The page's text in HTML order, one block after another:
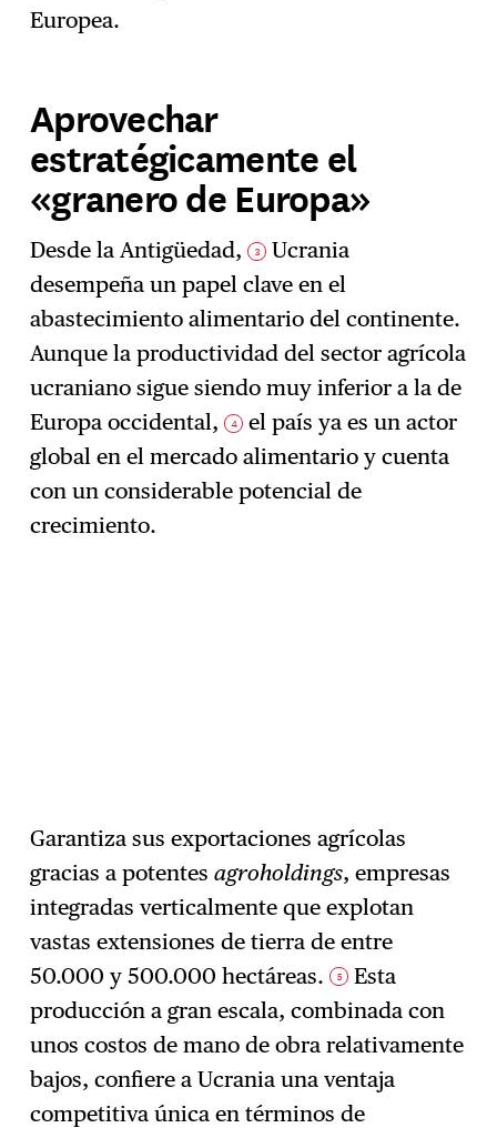
Europea.
Aprovechar
estratégicamente el
«granero de Europa»
Desde la Antigüedad, 3
Ucrania
desempeña un papel clave en el
abastecimiento alimentario del continente.
Aunque la productividad del sector agrícola
ucraniano sigue siendo muy inferior a la de
Europa occidental, 4
el país ya es un actor
global en el mercado alimentario y cuenta
con un considerable potencial de
crecimiento.
Garantiza sus exportaciones agrícolas
gracias a potentesagroholdings, empresas
integradas verticalmente que explotan
vastas extensiones de tierra de entre
50.000 y 500.000 hectáreas. 5
Esta
producción a gran escala, combinada con
unos costos de mano de obra relativamente
bajos, confiere a Ucrania una ventaja
competitiva única en términos de